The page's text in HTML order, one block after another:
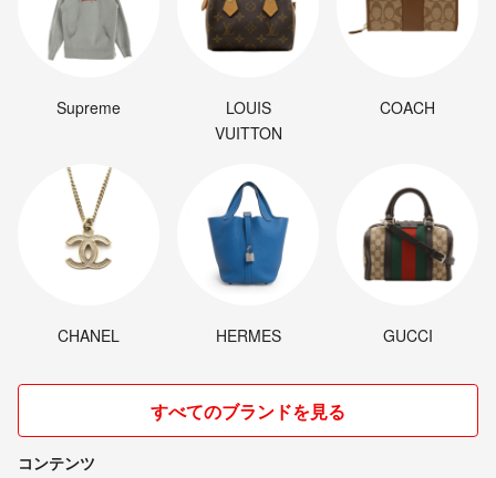
Supreme
LOUIS
VUITTON
COACH
CHANEL HERMES GUCCI
すべてのブランドを見る
コンテンツ